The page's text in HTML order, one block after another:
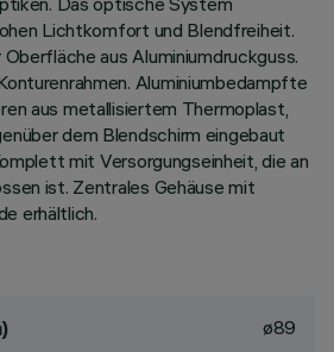
Lichtkomfort und Blendfreiheit.
aus Aluminiumdruckguss.
Aluminiumbedampfte
aus metallisiertem Thermoplast,
dem Blendschirm eingebaut
mit Versorgungseinheit, die an
ist. Zentrales Gehäuse mit
erhältlich.
ø89